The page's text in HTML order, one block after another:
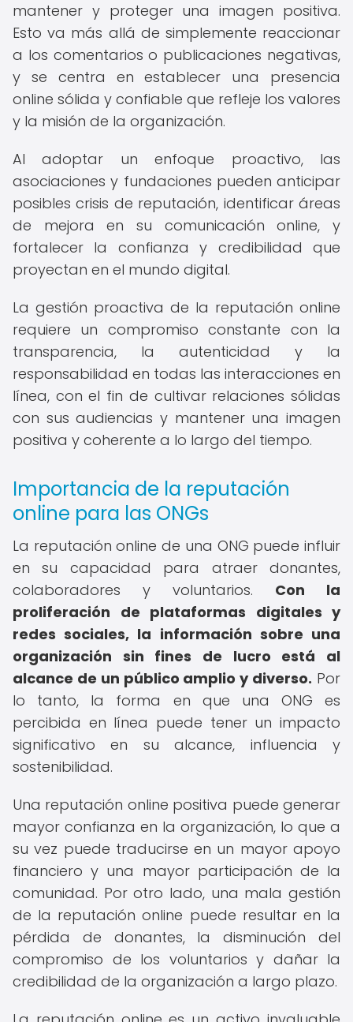
mantener y proteger una imagen positiva.
Esto va más allá de simplemente reaccionar
a los comentarios o publicaciones negativas,
y se centra en establecer una presencia
online sólida y confiable que refleje los valores
y la misión de la organización.
Al adoptar un enfoque proactivo, las
asociaciones y fundaciones pueden anticipar
posibles crisis de reputación, identificar áreas
de mejora en su comunicación online, y
fortalecer la confianza y credibilidad que
proyectan en el mundo digital.
La gestión proactiva de la reputación online
requiere un compromiso constante con la
transparencia, la autenticidad y la
responsabilidad en todas las interacciones en
línea, con el fin de cultivar relaciones sólidas
con sus audiencias y mantener una imagen
positiva y coherente a lo largo del tiempo.
Importancia de la reputación
online para las ONGs
La reputación online de una ONG puede influir
en su capacidad para atraer donantes,
colaboradores y voluntarios. Con la
proliferación de plataformas digitales y
redes sociales, la información sobre una
organización sin fines de lucro está al
alcance de un público amplio y diverso. Por
lo tanto, la forma en que una ONG es
percibida en línea puede tener un impacto
significativo en su alcance, influencia y
sostenibilidad.
Una reputación online positiva puede generar
mayor confianza en la organización, lo que a
su vez puede traducirse en un mayor apoyo
financiero y una mayor participación de la
comunidad. Por otro lado, una mala gestión
de la reputación online puede resultar en la
pérdida de donantes, la disminución del
compromiso de los voluntarios y dañar la
credibilidad de la organización a largo plazo.